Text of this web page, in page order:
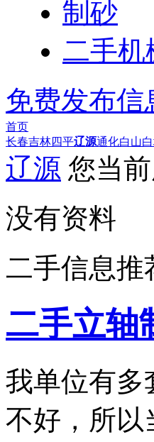
制砂
二手机
免费发布信
首页
长春吉林四平辽源通化白山
辽源 您当
没有资料
二手信息推
二手立轴
我单位有多
不好，所以